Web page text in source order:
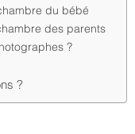
du bébé
des parents
?
?